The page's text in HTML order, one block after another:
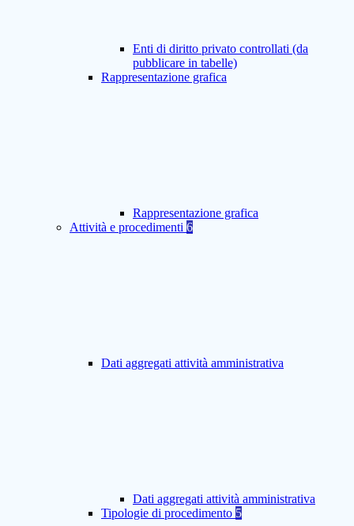
Enti di diritto privato controllati (da
pubblicare in tabelle)
Rappresentazione grafica
Rappresentazione grafica
Attività e procedimenti 6
Dati aggregati attività amministrativa
Dati aggregati attività amministrativa
Tipologie di procedimento 5